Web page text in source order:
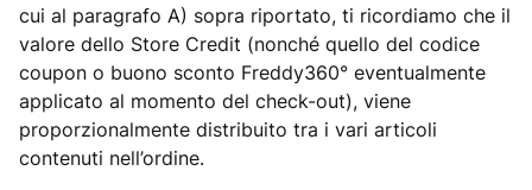
cui al paragrafo A) sopra riportato, ti ricordiamo che il
valore dello Store Credit (nonché quello del codice
coupon o buono sconto Freddy360° eventualmente
applicato al momento del check-out), viene
proporzionalmente distribuito tra i vari articoli
contenuti nell’ordine.